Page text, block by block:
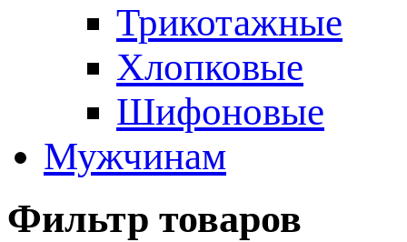
Трикотажные
Хлопковые
Шифоновые
Мужчинам
Фильтр товаров